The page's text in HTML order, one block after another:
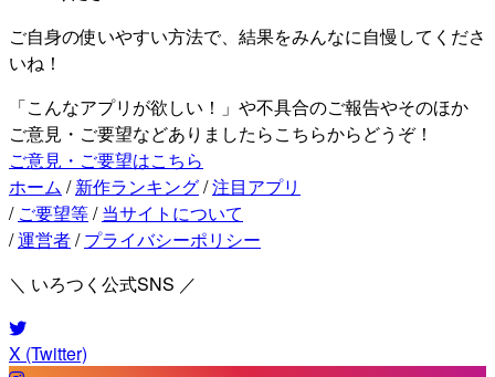
ご自身の使いやすい方法で、結果をみんなに自慢してくださ
いね！
「こんなアプリが欲しい！」や不具合のご報告やそのほか
ご意見・ご要望などありましたらこちらからどうぞ！
ご意見・ご要望はこちら
ホーム / 新作ランキング/注目アプリ
/ ご要望等/ 当サイトについて
/運営者/ プライバシーポリシー
＼ いろつく公式SNS ／
X (Twitter)